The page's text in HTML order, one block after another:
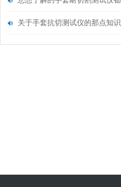
关于手套抗切测试仪的那点知识